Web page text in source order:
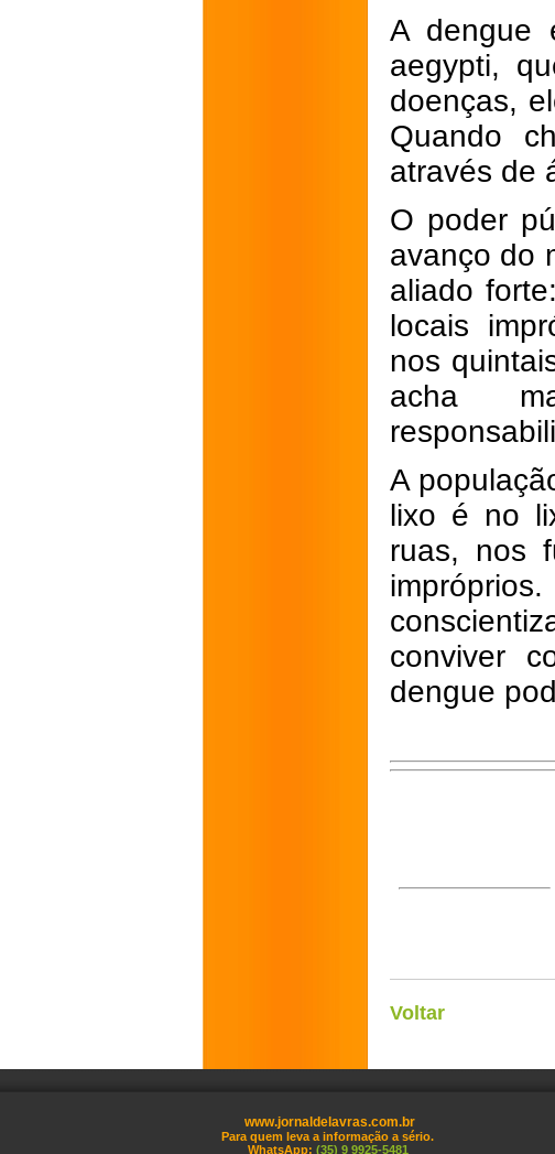
A dengue
aegypti,
doenças,
Quando
através de
O poder
avanço do
aliado
locais
nos
acha
A
lixo é no
ruas, nos
conviver
dengue
Voltar
www.jornaldelavras.com.br
Para quem leva a informação a sério.
WhatsApp: (35) 9 9925-5481